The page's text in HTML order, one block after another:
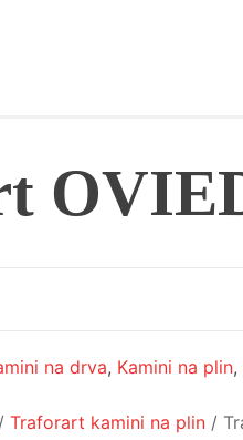
na drva, Kamini na plin,
/ Traforart kamini na plin /